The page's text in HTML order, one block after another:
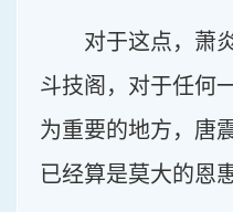
对于这点，萧
斗技阁，对于任何
为重要的地方，唐
已经算是莫大的恩